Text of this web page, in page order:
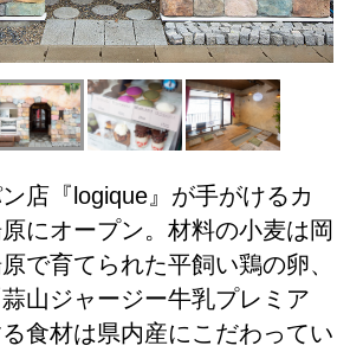
店『logique』が手がけるカ
にオープン。材料の小麦は岡
で育てられた平飼い鶏の卵、
山ジャージー牛乳プレミア
食材は県内産にこだわってい